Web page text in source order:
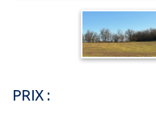
PRIX :